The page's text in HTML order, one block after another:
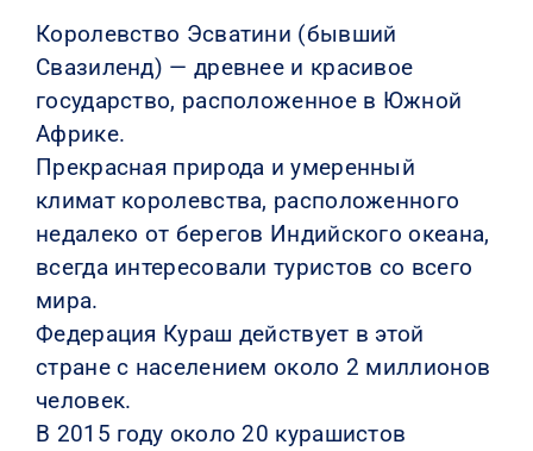
Королевство Эсватини (бывший
Свазиленд) — древнее и красивое
государство, расположенное в Южной
Африке.
Прекрасная природа и умеренный
климат королевства, расположенного
недалеко от берегов Индийского океана,
всегда интересовали туристов со всего
мира.
Федерация Кураш действует в этой
стране с населением около 2 миллионов
человек.
В 2015 году около 20 курашистов